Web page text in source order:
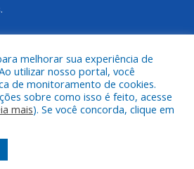
a Câmara Municipal de Juruti.
Área Administrativa
melhorar sua experiência de
utilizar nosso portal, você
de monitoramento de cookies.
sobre como isso é feito, acesse
mais). Se você concorda, clique em